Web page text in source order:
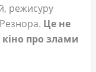
режисуру
Це не
про злами